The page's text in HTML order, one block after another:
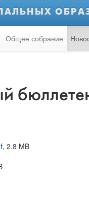
Общее собрание
, 2.8 MB